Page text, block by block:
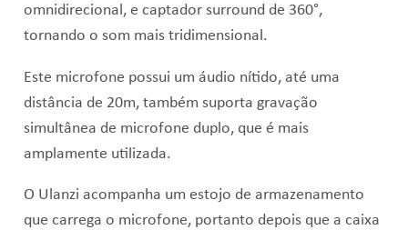
omnidirecional, e captador surround de 360°,
tornando o som mais tridimensional.
Este microfone possui um áudio nítido, até uma
distância de 20m, também suporta gravação
simultânea de microfone duplo, que é mais
amplamente utilizada.
O Ulanzi acompanha um estojo de armazenamento
que carrega o microfone, portanto depois que a caixa